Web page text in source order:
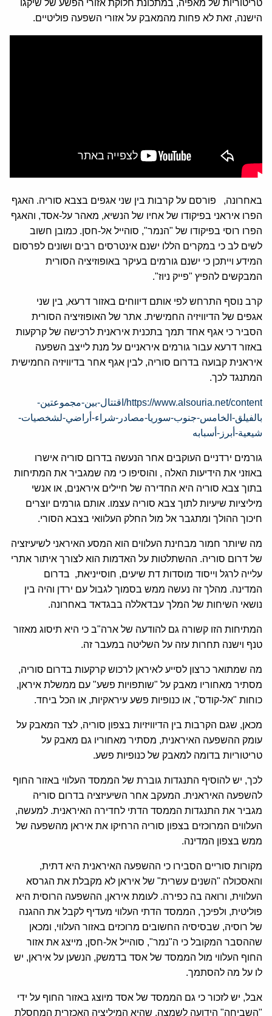
טריטוריות של מאפיה, במתכונת חלוקת אזורי הפשע של שיקגו
הישנה, זאת לא פחות מהמאבק על אזורי השפעה פוליטיים.
באחרונה, פורסם על קרבות בין שני אגפים בצבא סוריה. האגף
הפרו איראני בפיקודו של אחיו של הנשיא, מאהר על-אסד, והאגף
הפרו רוסי בפיקודו של "הנמר", סוהייל אל-חסן. כמובן חשוב
לשים לב כי במקרים הללו ישנם אינטרסים רבים ושונים לפרסום
המידע וייתכן כי ישנם גורמים בעיקר באופוזיציה הסורית
המבקשים להפיץ "פייק ניוז".
קרב נוסף התרחש לפי אותם דיווחים באזור דרעא, בין שני
אגפים של הדיוויזיה החמישית. אתר של האופוזיציה הסורית
הסביר כי אגף אחד תמך בתכנית איראנית לרכישה של קרקעות
באזור דרעא עבור גורמים איראניים על מנת לייצב השפעה
איראנית קבועה בדרום סוריה, לבין אגף אחר בדיוויזיה החמישית
המתנגד לכך.
https://www.alsouria.net/content/اقتتال-بين-مجموعتين-
بالفيلق-الخامس-جنوب-سوريا-مصادر-شراء-أراضي-لشخصيات-
شيعية-أبرز-أسبابه
גורמים ירדניים העוקבים אחר הנעשה בדרום סוריה אישרו
באוזני את הידיעות האלה , והוסיפו כי מה שמגביר את המתיחות
בתוך צבא סוריה היא החדירה של חיילים איראנים, או אנשי
מיליציות שיעיות לתוך צבא סוריה עצמו. אותם גורמים יוצרים
חיכוך ההולך ומתגבר אל מול החלק העלוואי בצבא הסורי.
מה שיותר חמור מבחינת העלווים הוא המסע האיראני לשיעיזציה
של דרום סוריה. ההשתלטות על האדמות הוא לצורך איתור אתרי
עלייה לרגל וייסוד מוסדות דת שיעים, חוסייניאת, בדרום
המדינה. מהלך זה נעשה ממש בסמוך לגבול עם ירדן והיה בין
נושאי השיחות של המלך עבדאללה בבגדאד באחרונה.
המתיחות הזו קשורה גם להודעה של ארה"ב כי היא תיסוג מאזור
טנף וישנה תחרות עזה על השליטה במעבר זה.
מה שמתואר כרצון לסייע לאיראן לרכוש קרקעות בדרום סוריה,
מסתיר מאחוריו מאבק על "שותפויות פשע" עם ממשלת איראן,
כוחות "אל-קודס", או כנופיות פשע עיראקיות, או הכל ביחד.
מכאן, שגם הקרבות בין הדיוויזיות בצפון סוריה, לצד המאבק על
עומק ההשפעה האיראנית, מסתיר מאחוריו גם מאבק על
טריטוריות בדומה למאבק של כנופיות פשע.
לכך, יש להוסיף התנגדות גוברת של הממסד העלווי באזור החוף
להשפעה האיראנית. המעקב אחר השיעיזציה בדרום סוריה
מגביר את התנגדות הממסד הדתי לחדירה האיראנית. למעשה,
העלווים המרוכזים בצפון סוריה הרחיקו את איראן מהשפעה של
ממש בצפון המדינה.
מקורות סוריים הסבירו כי ההשפעה האיראנית היא דתית,
והאסכולה "השנים עשרית" של איראן לא מקבלת את הגרסא
העלווית, ורואה בה כפירה. לעומת איראן, ההשפעה הרוסית היא
פוליטית, ולפיכך, הממסד הדתי העלווי מעדיף לקבל את ההגנה
של רוסיה, שבסיסיה החשובים מרוכזים באזור העלווי, ומכאן
שההסבר המקובל כי ה"נמר", סוהייל אל-חסן, מייצג את אזור
החוף העלווי מול הממסד של אסד בדמשק, הנשען על איראן, יש
לו על מה להסתמך.
אבל, יש לזכור כי גם הממסד של אסד מיוצג באזור החוף על ידי
"השביחה" הידועה לשמצה, שהיא המיליציה האכזרית המחסלת